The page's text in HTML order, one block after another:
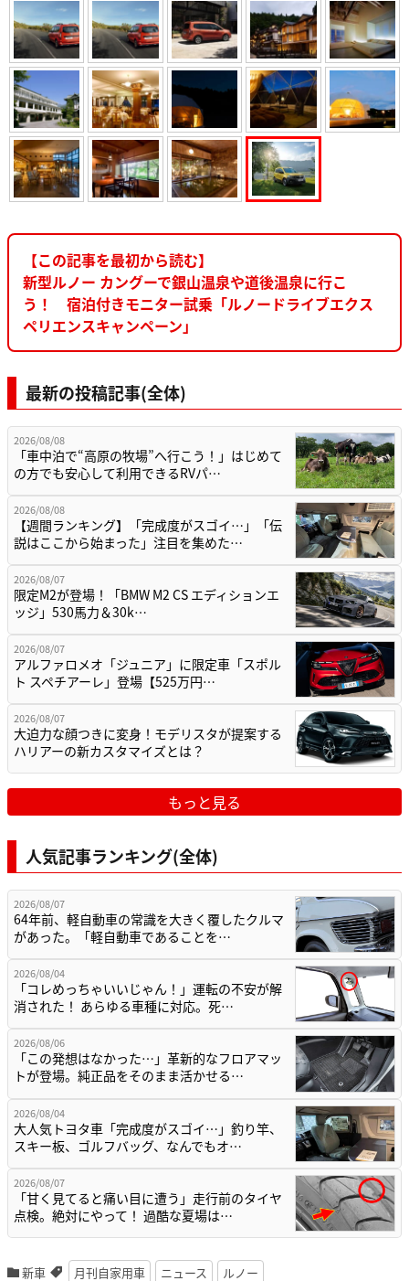
【この記事を最初から読む】
新型ルノー カングーで銀山温泉や道後温泉に行こ
う！ 宿泊付きモニター試乗「ルノードライブエクス
ペリエンスキャンペーン」
最新の投稿記事(全体)
2026/08/08
「車中泊で“高原の牧場”へ行こう！」はじめて
の方でも安心して利用できるRVパ…
2026/08/08
【週間ランキング】「完成度がスゴイ…」「伝
説はここから始まった」注目を集めた…
2026/08/07
限定M2が登場！「BMW M2 CS エディションエ
ッジ」530馬力＆30k…
2026/08/07
アルファロメオ「ジュニア」に限定車「スポル
ト スペチアーレ」登場【525万円…
2026/08/07
大迫力な顔つきに変身！モデリスタが提案する
ハリアーの新カスタマイズとは？
もっと見る
人気記事ランキング(全体)
2026/08/07
64年前、軽自動車の常識を大きく覆したクルマ
があった。「軽自動車であることを…
2026/08/04
「コレめっちゃいいじゃん！」運転の不安が解
消された！ あらゆる車種に対応。死…
2026/08/06
「この発想はなかった…」革新的なフロアマッ
トが登場。純正品をそのまま活かせる…
2026/08/04
大人気トヨタ車「完成度がスゴイ…」釣り竿、
スキー板、ゴルフバッグ、なんでもオ…
2026/08/07
「甘く見てると痛い目に遭う」走行前のタイヤ
点検。絶対にやって！ 過酷な夏場は…
新車 月刊自家用車 ニュース ルノー